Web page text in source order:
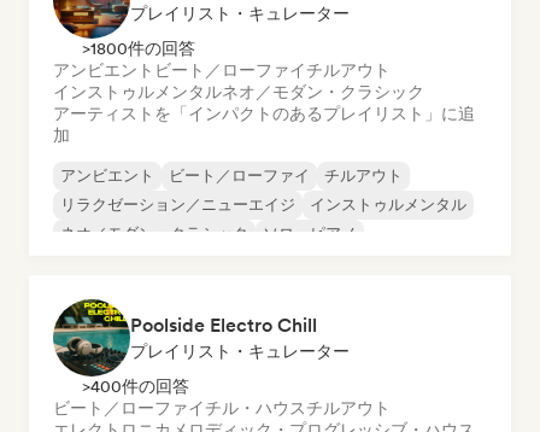
プレイリスト・キュレーター
>1800件の回答
アンビエント ビート／ローファイチルアウト
インストゥルメンタルネオ／モダン・クラシック
アーティストを「インパクトのあるプレイリスト」に追
加
アンビエント ビート／ローファイ
チルアウト
リラクゼーション／ニューエイジ
インストゥルメンタル
ネオ／モダン・クラシック
ソロ・ピアノ
Poolside Electro Chill
プレイリスト・キュレーター
>400件の回答
ビート／ローファイチル・ハウスチルアウト